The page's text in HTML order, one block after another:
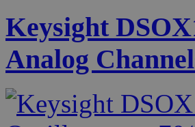
Keysight
Analog